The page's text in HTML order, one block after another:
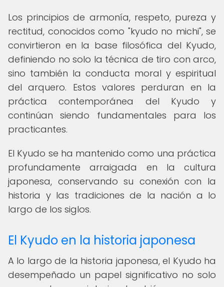
Los principios de armonía, respeto, pureza y
rectitud, conocidos como "kyudo no michi", se
convirtieron en la base filosófica del Kyudo,
definiendo no solo la técnica de tiro con arco,
sino también la conducta moral y espiritual
del arquero. Estos valores perduran en la
práctica contemporánea del Kyudo y
continúan siendo fundamentales para los
practicantes.
El Kyudo se ha mantenido como una práctica
profundamente arraigada en la cultura
japonesa, conservando su conexión con la
historia y las tradiciones de la nación a lo
largo de los siglos.
El Kyudo en la historia japonesa
A lo largo de la historia japonesa, el Kyudo ha
desempeñado un papel significativo no solo